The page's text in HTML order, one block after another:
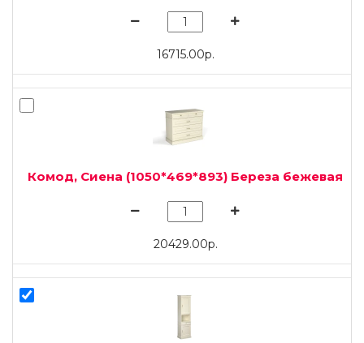
16715.00р.
Комод, Сиена (1050*469*893) Береза бежевая
20429.00р.